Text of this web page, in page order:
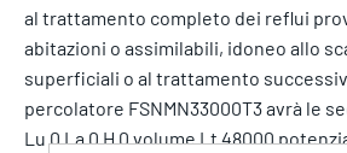
al trattamento completo dei reflui
abitazioni o assimilabili, idoneo allo
superficiali o al trattamento
percolatore FSNMN33000T3 avrà le
Lu 0 La 0 H 0 volume Lt 48000